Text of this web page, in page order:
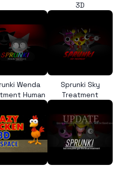
3D
Wenda
Human
Sprunki Sky
Treatment